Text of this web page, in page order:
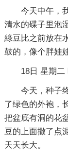
今天中午，
清水的碟子里泡
綠豆比之前放在
鼓的，像个胖娃
18日 星期二
今天，种子
了绿色的外袍，
把盆底有洞的花
豆的上面撒了点
天天长大。